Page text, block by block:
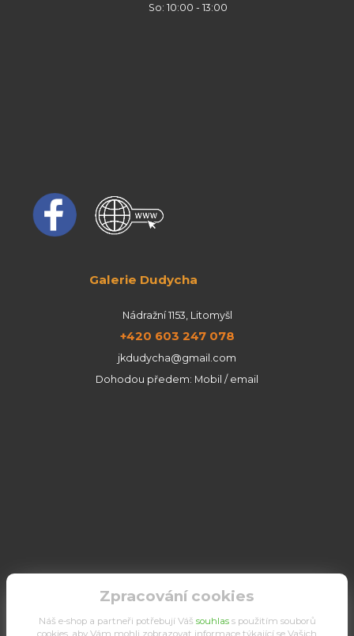
So: 10:00 - 13:00
Galerie Dudycha
Nádražní 1153, Litomyšl
+420 603 247 078
jkdudycha@gmail.com
Dohodou předem: Mobil / email
Zpracování cookies
Náš e-shop a partneři potřebují Váš souhlass použitím souborů